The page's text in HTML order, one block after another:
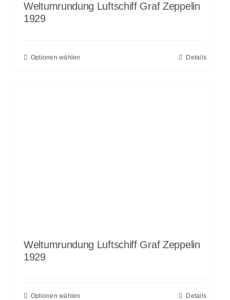
Weltumrundung Luftschiff Graf Zeppelin
1929
Optionen wählen Details
Weltumrundung Luftschiff Graf Zeppelin
1929
Optionen wählen Details